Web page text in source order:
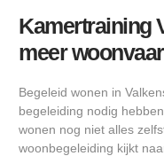
Kamertraining
meer
Begeleid wonen in
begeleiding nodig
wonen nog niet alles
woonbegeleiding kijkt